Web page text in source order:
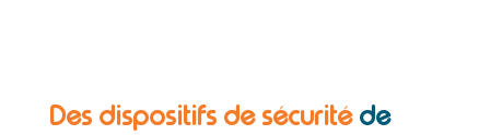
Des dispositifs de sécurité de